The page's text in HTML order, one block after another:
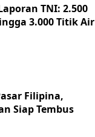
TNI: 2.500
3.000 Titik Air
Filipina,
Siap Tembus